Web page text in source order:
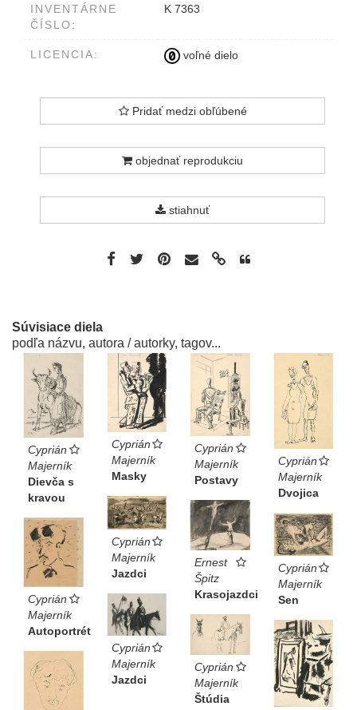
INVENTÁRNE
ČÍSLO:
K 7363
LICENCIA: voľné dielo
Pridať medzi obľúbené
objednať reprodukciu
stiahnuť
Súvisiace diela
podľa názvu, autora / autorky, tagov...
Cyprián
Majerník
Dievča s
kravou
Cyprián
Majerník
Masky
Cyprián
Majerník
Postavy
Cyprián
Majerník
Dvojica
Cyprián
Majerník
Jazdci
Ernest
Špitz
Krasojazdci
Cyprián
Majerník
Sen
Cyprián
Majerník
Autoportrét
Cyprián
Majerník
Jazdci
Cyprián
Majerník
Štúdia